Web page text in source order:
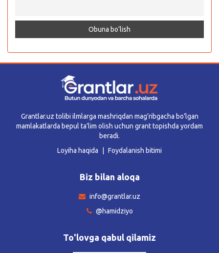
Grantlar.uz tolibi ilmlarga mashriqdan mag’ribgacha bo’lgan
mamlakatlarda bepul ta’lim olish uchun grant topishda yordam
beradi.
Loyiha haqida
Foydalanish bitimi
Biz bilan aloqa
info@grantlar.uz
@hamidziyo
To'lovga qabul qilamiz